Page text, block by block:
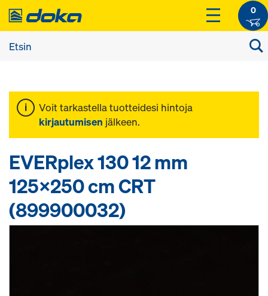
0
Voit tarkastella tuotteidesi hintoja
kirjautumisen jälkeen.
EVERplex 130 12 mm
125x250 cm CRT
(899900032)